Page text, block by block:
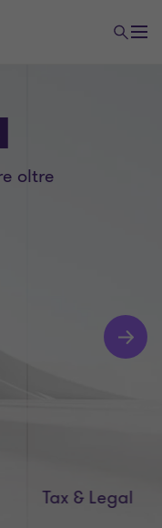
oltre
Tax & Legal